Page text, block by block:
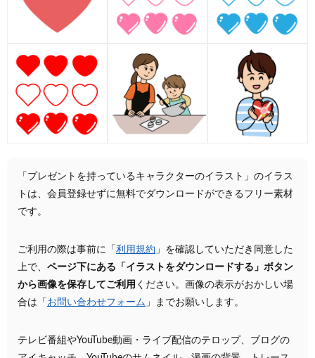
「プレゼントを持っているキャラクターのイラスト」のイラス
トは、会員登録せずに無料でダウンロードができるフリー素材
です。
ご利用の際は事前に「 利用規約 」を確認していただき同意した
上で、 ページ下にある「イラストをダウンロードする」ボタン
から画像を保存してご利用 ください。画像の表示がおかしい場
合は「 お問い合わせフォーム 」までお願いします。
テレビ番組やYouTube動画・ライブ配信のテロップ、ブログの